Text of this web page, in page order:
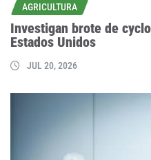
AGRICULTURA
Investigan brote de
Estados Unidos
JUL 20, 2026